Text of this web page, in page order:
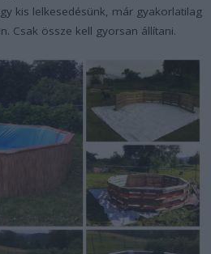
kis lelkesedésünk, már gyakorlatilag
Csak össze kell gyorsan állítani.